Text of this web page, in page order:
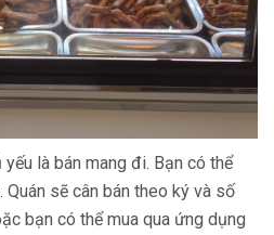
là bán mang đi. Bạn có thể
Quán sẽ cân bán theo ký và số
bạn có thể mua qua ứng dụng